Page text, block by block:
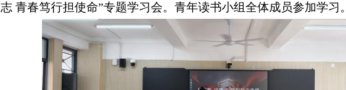
志 青春笃行担使命”专题学习会。青年读书小组全体成员参加学习。